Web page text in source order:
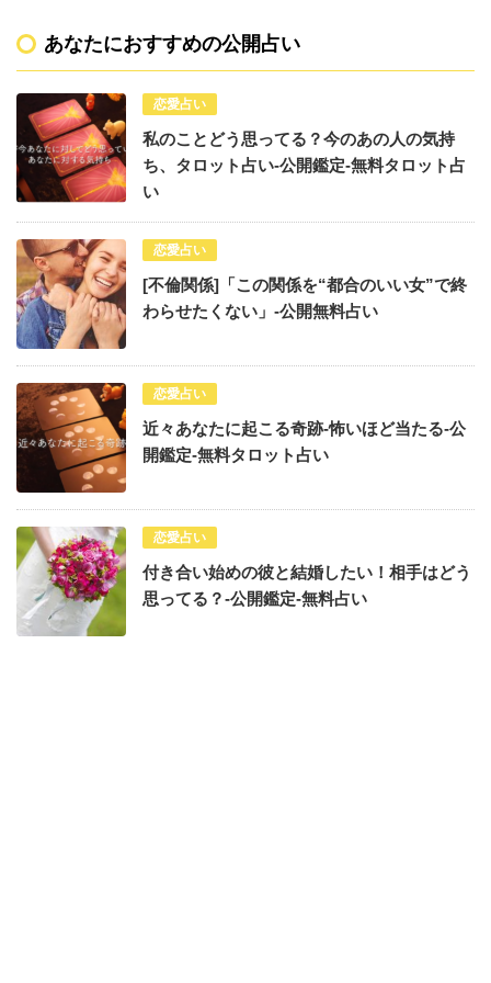
あなたにおすすめの公開占い
恋愛占い
私のことどう思ってる？今のあの人の気持
ち、タロット占い-公開鑑定-無料タロット占
い
恋愛占い
[不倫関係]「この関係を“都合のいい女”で終
わらせたくない」-公開無料占い
恋愛占い
近々あなたに起こる奇跡-怖いほど当たる-公
開鑑定-無料タロット占い
恋愛占い
付き合い始めの彼と結婚したい！相手はどう
思ってる？-公開鑑定-無料占い